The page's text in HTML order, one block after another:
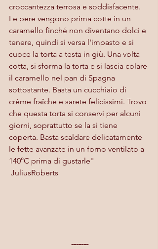
croccantezza terrosa e soddisfacente.
Le pere vengono prima cotte in un
caramello finché non diventano dolci e
tenere, quindi si versa l'impasto e si
cuoce la torta a testa in giù. Una volta
cotta, si sforma la torta e si lascia colare
il caramello nel pan di Spagna
sottostante. Basta un cucchiaio di
crème fraîche e sarete felicissimi. Trovo
che questa torta si conservi per alcuni
giorni, soprattutto se la si tiene
coperta. Basta scaldare delicatamente
le fette avanzate in un forno ventilato a
140°C prima di gustarle"
JuliusRoberts
-------